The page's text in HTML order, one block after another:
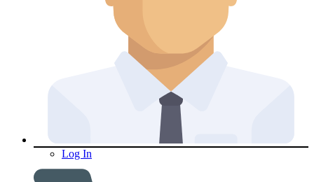
Log In